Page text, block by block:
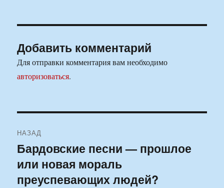
Добавить комментарий
Для отправки комментария вам необходимо
авторизоваться.
по
записям
НАЗАД
Предыдущая
запись:
Бардовские песни — прошлое
или новая мораль
преуспевающих людей?